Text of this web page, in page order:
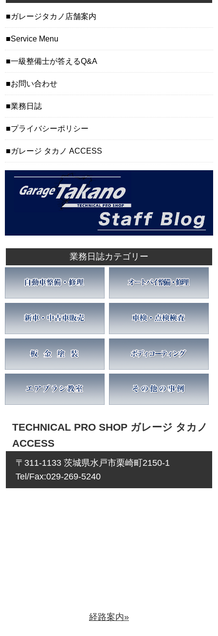
ガレージタカノ店舗案内
Service Menu
一級整備士が答えるQ&A
お問い合わせ
業務日誌
プライバシーポリシー
ガレージ タカノ ACCESS
業務日誌カテゴリー
TECHNICAL PRO SHOP ガレージ タカノ
ACCESS
〒311-1133 茨城県水戸市栗崎町2150-1
Tel/Fax:029-269-5240
経路案内»